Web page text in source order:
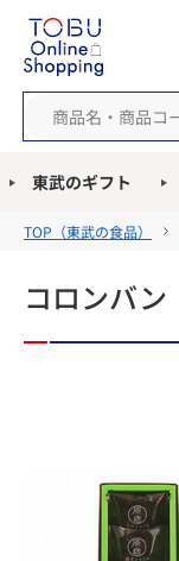
東武のギフト
TOP（東武の食品）
コロンバン